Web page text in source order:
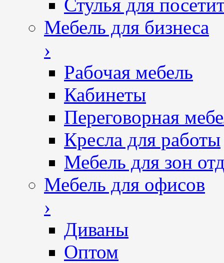
Стулья для
Мебель для бизнеса
›
Рабочая мебель
Кабинеты
Переговорная
Кресла для работы
Мебель для зон
Мебель для офисов
›
Диваны
Оптом